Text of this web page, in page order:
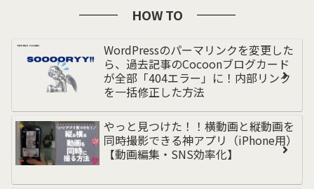
HOW TO
WordPressのパーマリンクを変更した
ら、過去記事のCocoonブログカード
が全部「404エラー」に！内部リンク
を一括修正した方法
やっと見つけた！！横動画と縦動画を
同時撮影できる神アプリ（iPhone用）
【動画編集・SNS効率化】